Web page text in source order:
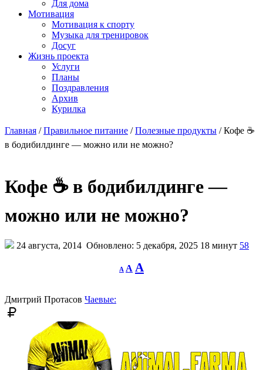
Для дома
Мотивация
Мотивация к спорту
Музыка для тренировок
Досуг
Жизнь проекта
Услуги
Планы
Поздравления
Архив
Курилка
Главная / Правильное питание / Полезные продукты / Кофе ☕
в бодибилдинге — можно или не можно?
Кофе ☕ в бодибилдинге —
можно или не можно?
24 августа, 2014 Обновлено: 5 декабря, 2025 18 минут 58
A
Decrease
font
A Reset
font
A
Дмитрий Протасов Чаевые: